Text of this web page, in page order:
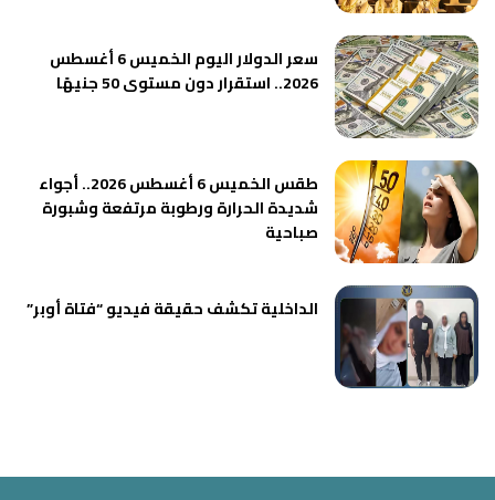
سعر الدولار اليوم الخميس 6 أغسطس
2026.. استقرار دون مستوى 50 جنيهًا
طقس الخميس 6 أغسطس 2026.. أجواء
شديدة الحرارة ورطوبة مرتفعة وشبورة
صباحية
الداخلية تكشف حقيقة فيديو “فتاة أوبر”